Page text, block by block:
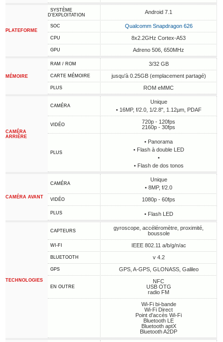
PLATEFORME
SYSTÈME
D'EXPLOITATION
Android 7.1
SOC Qualcomm Snapdragon 626
CPU 8x2.2GHz Cortex-A53
GPU Adreno 506, 650MHz
MÉMOIRE
RAM / ROM 3/32 GB
CARTE MÉMOIRE jusqu'à 0.25GB (emplacement partagé)
PLUS ROM eMMC
CAMÉRA
ARRIÈRE
CAMÉRA
Unique
• 16MP, f/2.0, 1/2.8", 1.12µm, PDAF
VIDÉO
720p - 120fps
2160p - 30fps
PLUS
• Panorama
• Flash à double LED
•
• Flash de dos tonos
CAMÉRA AVANT
CAMÉRA
Unique
• 8MP, f/2.0
VIDÉO 1080p - 60fps
PLUS • Flash LED
TECHNOLOGIES
CAPTEURS
gyroscope, accéléromètre, proximité,
boussole
WI-FI IEEE 802.11 a/b/g/n/ac
BLUETOOTH v 4.2
GPS GPS, A-GPS, GLONASS, Galileo
EN OUTRE
NFC
USB OTG
radio FM
Wi-Fi bi-bande
Wi-Fi Direct
Point d'accès Wi-Fi
Bluetooth LE
Bluetooth aptX
Bluetooth A2DP